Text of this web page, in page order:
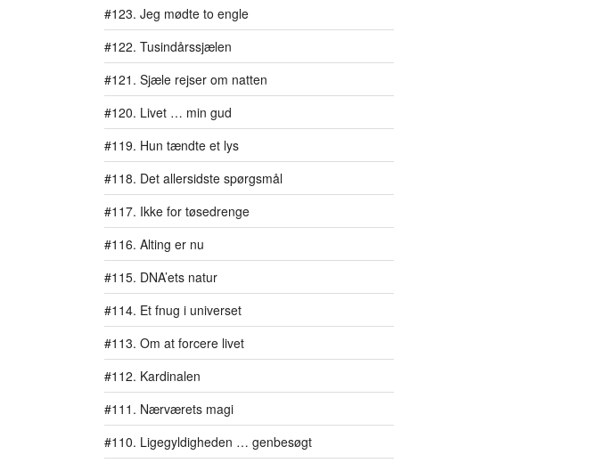
#123. Jeg mødte to engle
#122. Tusindårssjælen
#121. Sjæle rejser om natten
#120. Livet … min gud
#119. Hun tændte et lys
#118. Det allersidste spørgsmål
#117. Ikke for tøsedrenge
#116. Alting er nu
#115. DNA’ets natur
#114. Et fnug i universet
#113. Om at forcere livet
#112. Kardinalen
#111. Nærværets magi
#110. Ligegyldigheden … genbesøgt